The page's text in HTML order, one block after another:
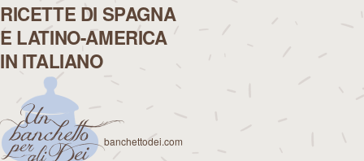
RICETTE DI SPAGNA
E LATINO-AMERICA
IN ITALIANO
banchettodei.com